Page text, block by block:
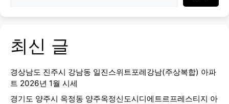
최신 글
경상남도 진주시 강남동 일진스위트포레강남(주상복합) 아파
트 2026년 1월 시세
경기도 양주시 옥정동 양주옥정신도시디에트르프레스티지 아